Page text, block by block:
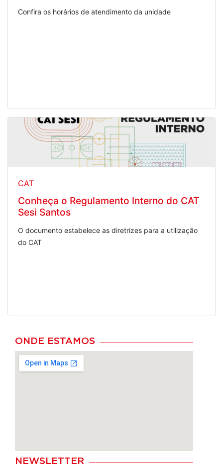
Confira os horários de atendimento da unidade
CAT
Conheça o Regulamento Interno do CAT
Sesi Santos
O documento estabelece as diretrizes para a utilização
do CAT
ONDE ESTAMOS
NEWSLETTER